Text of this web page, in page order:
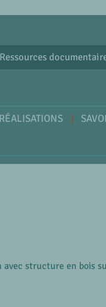
RÉALISATIONS
Ressources
structure en bois